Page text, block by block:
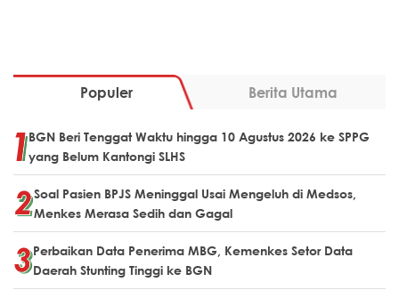
Populer Berita Utama
BGN Beri Tenggat Waktu hingga 10 Agustus 2026 ke SPPG
yang Belum Kantongi SLHS
Soal Pasien BPJS Meninggal Usai Mengeluh di Medsos,
Menkes Merasa Sedih dan Gagal
Perbaikan Data Penerima MBG, Kemenkes Setor Data
Daerah Stunting Tinggi ke BGN